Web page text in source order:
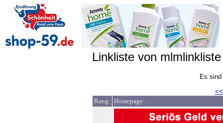
Linkliste von mlmlinkliste
Es
<<
Rang: Homepage: